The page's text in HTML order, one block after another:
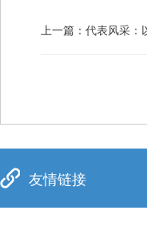
上一篇： 代表风采：
友情链接